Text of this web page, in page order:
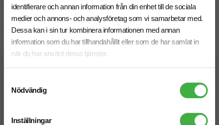
identifierare och annan information från din enhet till de sociala
medier och annons- och analysföretag som vi samarbetar med.
Dessa kan i sin tur kombinera informationen med annan
information som du har tillhandahållit eller som de har samlat in
när du har använt deras tjänster.
Nödvändig
Inställningar
Prisgaranti
Snabb leverans